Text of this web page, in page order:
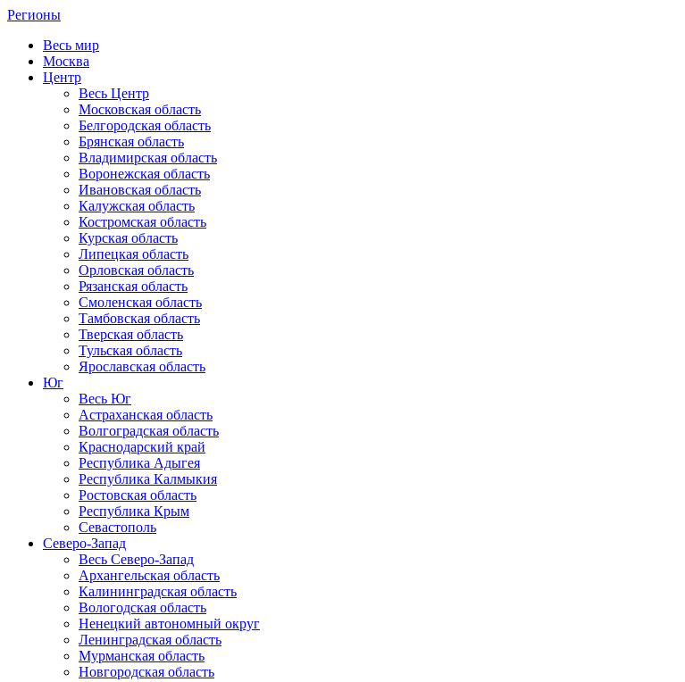
Регионы
Весь мир
Москва
Центр
Весь Центр
Московская область
Белгородская область
Брянская область
Владимирская область
Воронежская область
Ивановская область
Калужская область
Костромская область
Курская область
Липецкая область
Орловская область
Рязанская область
Смоленская область
Тамбовская область
Тверская область
Тульская область
Ярославская область
Юг
Весь Юг
Астраханская область
Волгоградская область
Краснодарский край
Республика Адыгея
Республика Калмыкия
Ростовская область
Республика Крым
Севастополь
Северо-Запад
Весь Северо-Запад
Архангельская область
Калининградская область
Вологодская область
Ненецкий автономный округ
Ленинградская область
Мурманская область
Новгородская область